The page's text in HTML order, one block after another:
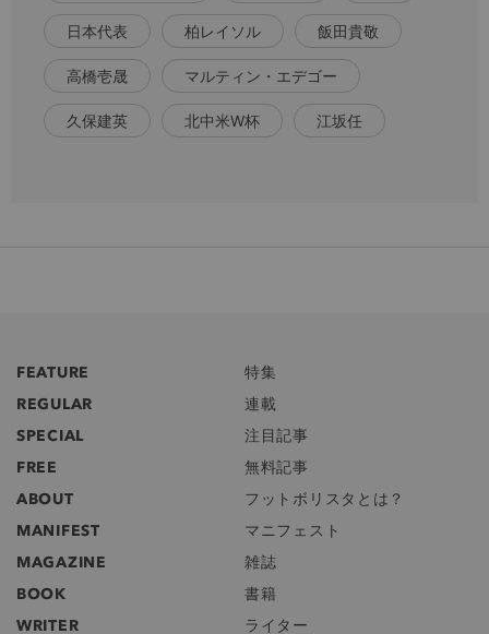
日本代表 柏レイソル 飯田貴敬
高橋壱晟 マルティン・エデゴー
久保建英 北中米W杯 江坂任
FEATURE
特集
REGULAR
連載
SPECIAL
注目記事
FREE
無料記事
ABOUT
フットボリスタとは？
MANIFEST
マニフェスト
MAGAZINE
雑誌
BOOK
書籍
WRITER
ライター